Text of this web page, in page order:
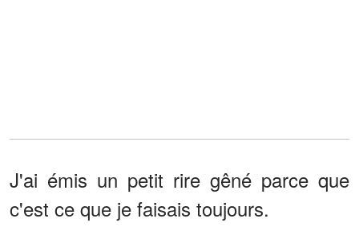
J'ai émis un petit rire gêné parce que
c'est ce que je faisais toujours.